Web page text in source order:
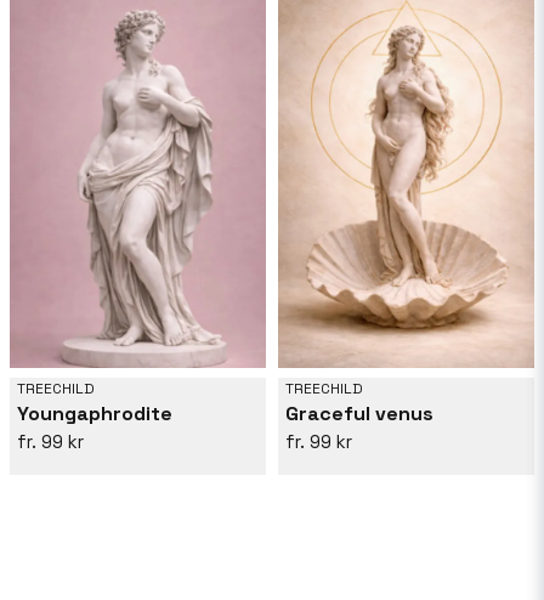
TREECHILD
Youngaphrodite
99 kr
TREECHILD
Graceful venus
99 kr